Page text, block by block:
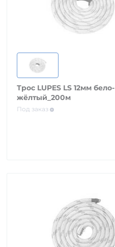
Трос LUPES LS 12мм бело-
жёлтый_200м
Под заказ